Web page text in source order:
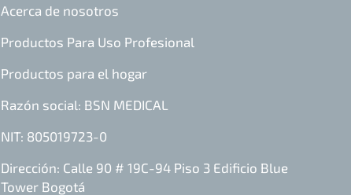
Acerca de nosotros
Productos Para Uso Profesional
Productos para el hogar
Razón social: BSN MEDICAL
NIT: 805019723-0
Dirección: Calle 90 # 19C-94 Piso 3 Edificio Blue
Tower Bogotá